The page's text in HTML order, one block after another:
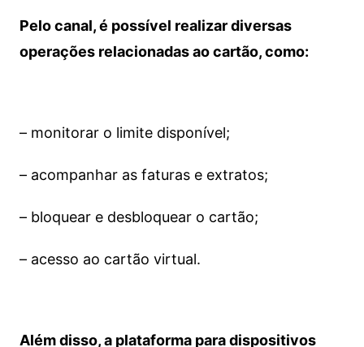
Pelo canal, é possível realizar diversas
operações relacionadas ao cartão, como:
– monitorar o limite disponível;
– acompanhar as faturas e extratos;
– bloquear e desbloquear o cartão;
– acesso ao cartão virtual.
Além disso, a plataforma para dispositivos